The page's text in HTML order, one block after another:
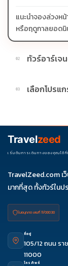
แนะนำจองล่วงห
หรือฤดูกาลยอดนิ
02 ทัวร์อาร์เจ
บางโปรแกรมมี
บริษัทกำหนด สา
03 เลือกโปรแ
ช่วงราคา ไม่ควร
Travelzeed
เริ่มต้นการเดินทางของคุณได้ที่
TravelZeed.com เ
มากที่สุด ทั้งทัวร์ในป
ใบอนุญาต เลขที่ 11/08038
ที่อยู่
105/12 ถนน ร
11000
โทรศัพท์